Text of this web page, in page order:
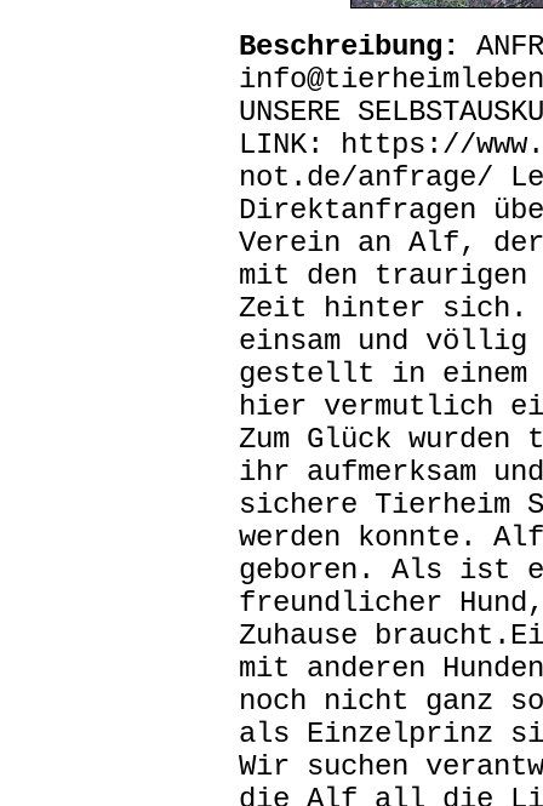
Beschreibung:
UNSERE
LINK: https://
not.de/anfrage/
Direktanfragen
Verein an Alf, der
mit den traurigen
Zeit hinter sich.
einsam und
gestellt in einem
hier vermutlich
Zum Glück
ihr aufmerksam
sichere Tierheim
werden konnte. Alf
geboren. Als ist
freundlicher
Zuhause
mit anderen
noch nicht ganz
als Einzelprinz
Wir suchen
die Alf all die